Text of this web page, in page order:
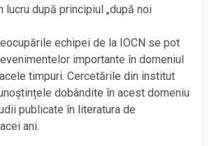
lucru după principiul „după noi
echipei de la IOCN se pot
importante în domeniul
timpuri. Cercetările din institut
dobândite în acest domeniu
publicate în literatura de
ani.